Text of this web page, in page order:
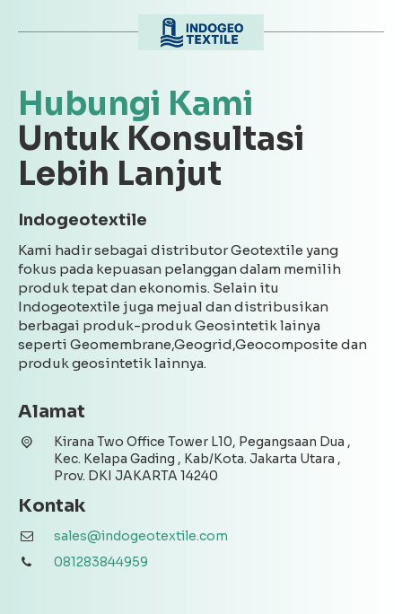
Hubungi Kami
Untuk Konsultasi
Lebih Lanjut
Indogeotextile
Kami hadir sebagai distributor Geotextile yang
fokus pada kepuasan pelanggan dalam memilih
produk tepat dan ekonomis. Selain itu
Indogeotextile juga mejual dan distribusikan
berbagai produk-produk Geosintetik lainya
seperti Geomembrane,Geogrid,Geocomposite dan
produk geosintetik lainnya.
Alamat
Kirana Two Office Tower L10, Pegangsaan Dua ,
Kec. Kelapa Gading , Kab/Kota. Jakarta Utara ,
Prov. DKI JAKARTA 14240
Kontak
sales@indogeotextile.com
081283844959